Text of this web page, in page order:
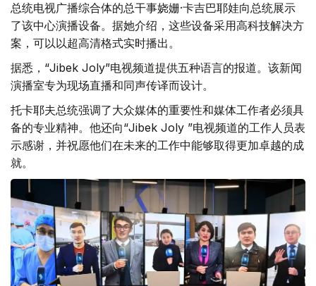
总统电视广播综合体的总干事娆姗·卡吉巴耶娃向总统展示
了该中心演播设备。据她介绍，这些设备采用高科技解决方
案，可以以超高清格式实时播出。
据悉，“Jibek Joly”电视频道提供五种语言的报道。该新闻
演播室专为现场直播和同声传译而设计。
托卡耶夫总统强调了大众媒体的重要性和媒体工作者必须具
备的专业精神。他还向“Jibek Joly ”电视频道的工作人员表
示感谢，并祝愿他们在未来的工作中能够取得更加卓越的成
就。